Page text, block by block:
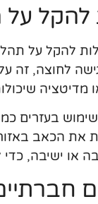
להקל
להקל על
לחוצה, זה
מדיטציה
בעזרים
את הכאב
או ישיבה,